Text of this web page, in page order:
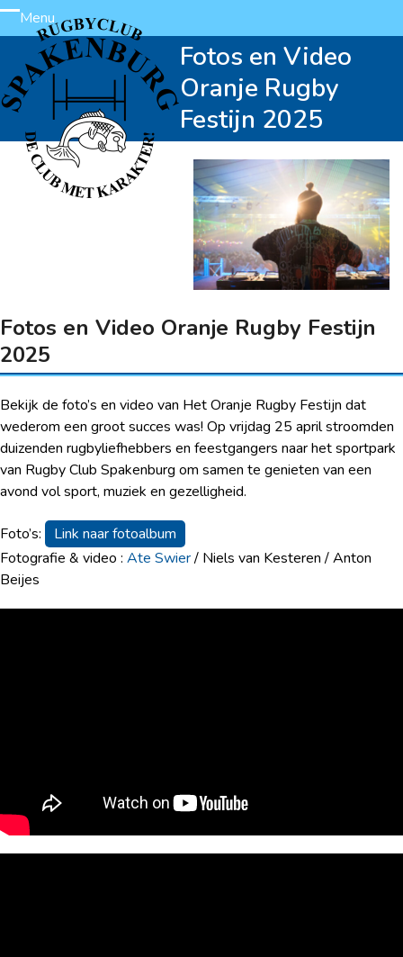
Skip
to
content
Menu
Open
mobile
menu
Close
mobile
menu
Fotos en Video
Oranje Rugby
Festijn 2025
Fotos en Video Oranje Rugby Festijn
2025
Bekijk de foto’s en video van Het Oranje Rugby Festijn dat
wederom een groot succes was! Op vrijdag 25 april stroomden
duizenden rugbyliefhebbers en feestgangers naar het sportpark
van Rugby Club Spakenburg om samen te genieten van een
avond vol sport, muziek en gezelligheid.
Foto’s:
Link naar fotoalbum
Fotografie & video : Ate Swier/ Niels van Kesteren / Anton
Beijes